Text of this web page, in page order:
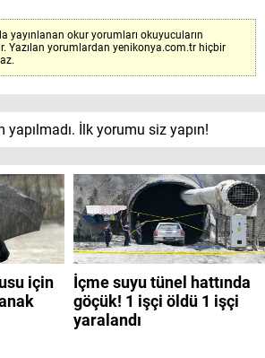
yayınlanan okur yorumları okuyucuların
Yazılan yorumlardan yenikonya.com.tr hiçbir
yapılmadı. İlk yorumu siz yapın!
için
İçme suyu tünel hattında
göçük! 1 işçi öldü 1 işçi
yaralandı